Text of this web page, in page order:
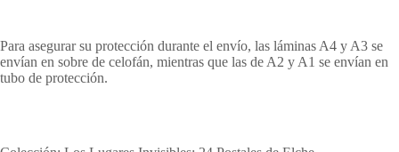
Para asegurar su protección durante el envío, las láminas A4 y A3 se
envían en sobre de celofán, mientras que las de A2 y A1 se envían en
tubo de protección.